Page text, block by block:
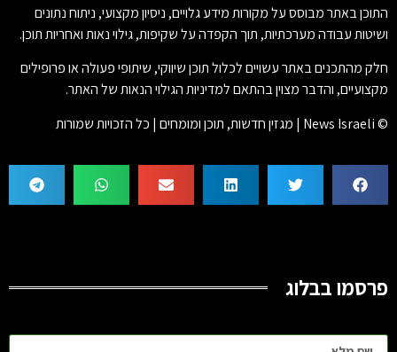
התוכן באתר מבוסס על מקורות מידע גלויים, ניסיון מקצועי, ניתוח נתונים
ושיטות עבודה מערכתיות, תוך הקפדה על שקיפות, גילוי נאות ואחריות תוכן.
חלק מהתכנים באתר עשויים לכלול תוכן שיווקי, שיתופי פעולה או פרופילים
מקצועיים, והדבר מצוין בהתאם למדיניות הגילוי הנאות של האתר.
© News Israeli | מגזין חדשות, תוכן ומומחים | כל הזכויות שמורות
פרסמו בבלוג